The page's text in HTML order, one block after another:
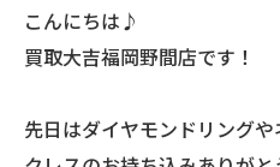
こんにちは♪
買取大吉福岡野間店です！
先日はダイヤモンドリング